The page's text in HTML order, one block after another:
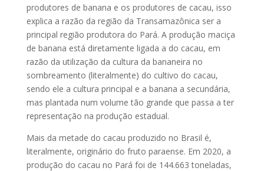
produtores de banana e os produtores de cacau, isso
explica a razão da região da Transamazônica ser a
principal região produtora do Pará. A produção maciça
de banana está diretamente ligada a do cacau, em
razão da utilização da cultura da bananeira no
sombreamento (literalmente) do cultivo do cacau,
sendo ele a cultura principal e a banana a secundária,
mas plantada num volume tão grande que passa a ter
representação na produção estadual.
Mais da metade do cacau produzido no Brasil é,
literalmente, originário do fruto paraense. Em 2020, a
produção do cacau no Pará foi de 144.663 toneladas,